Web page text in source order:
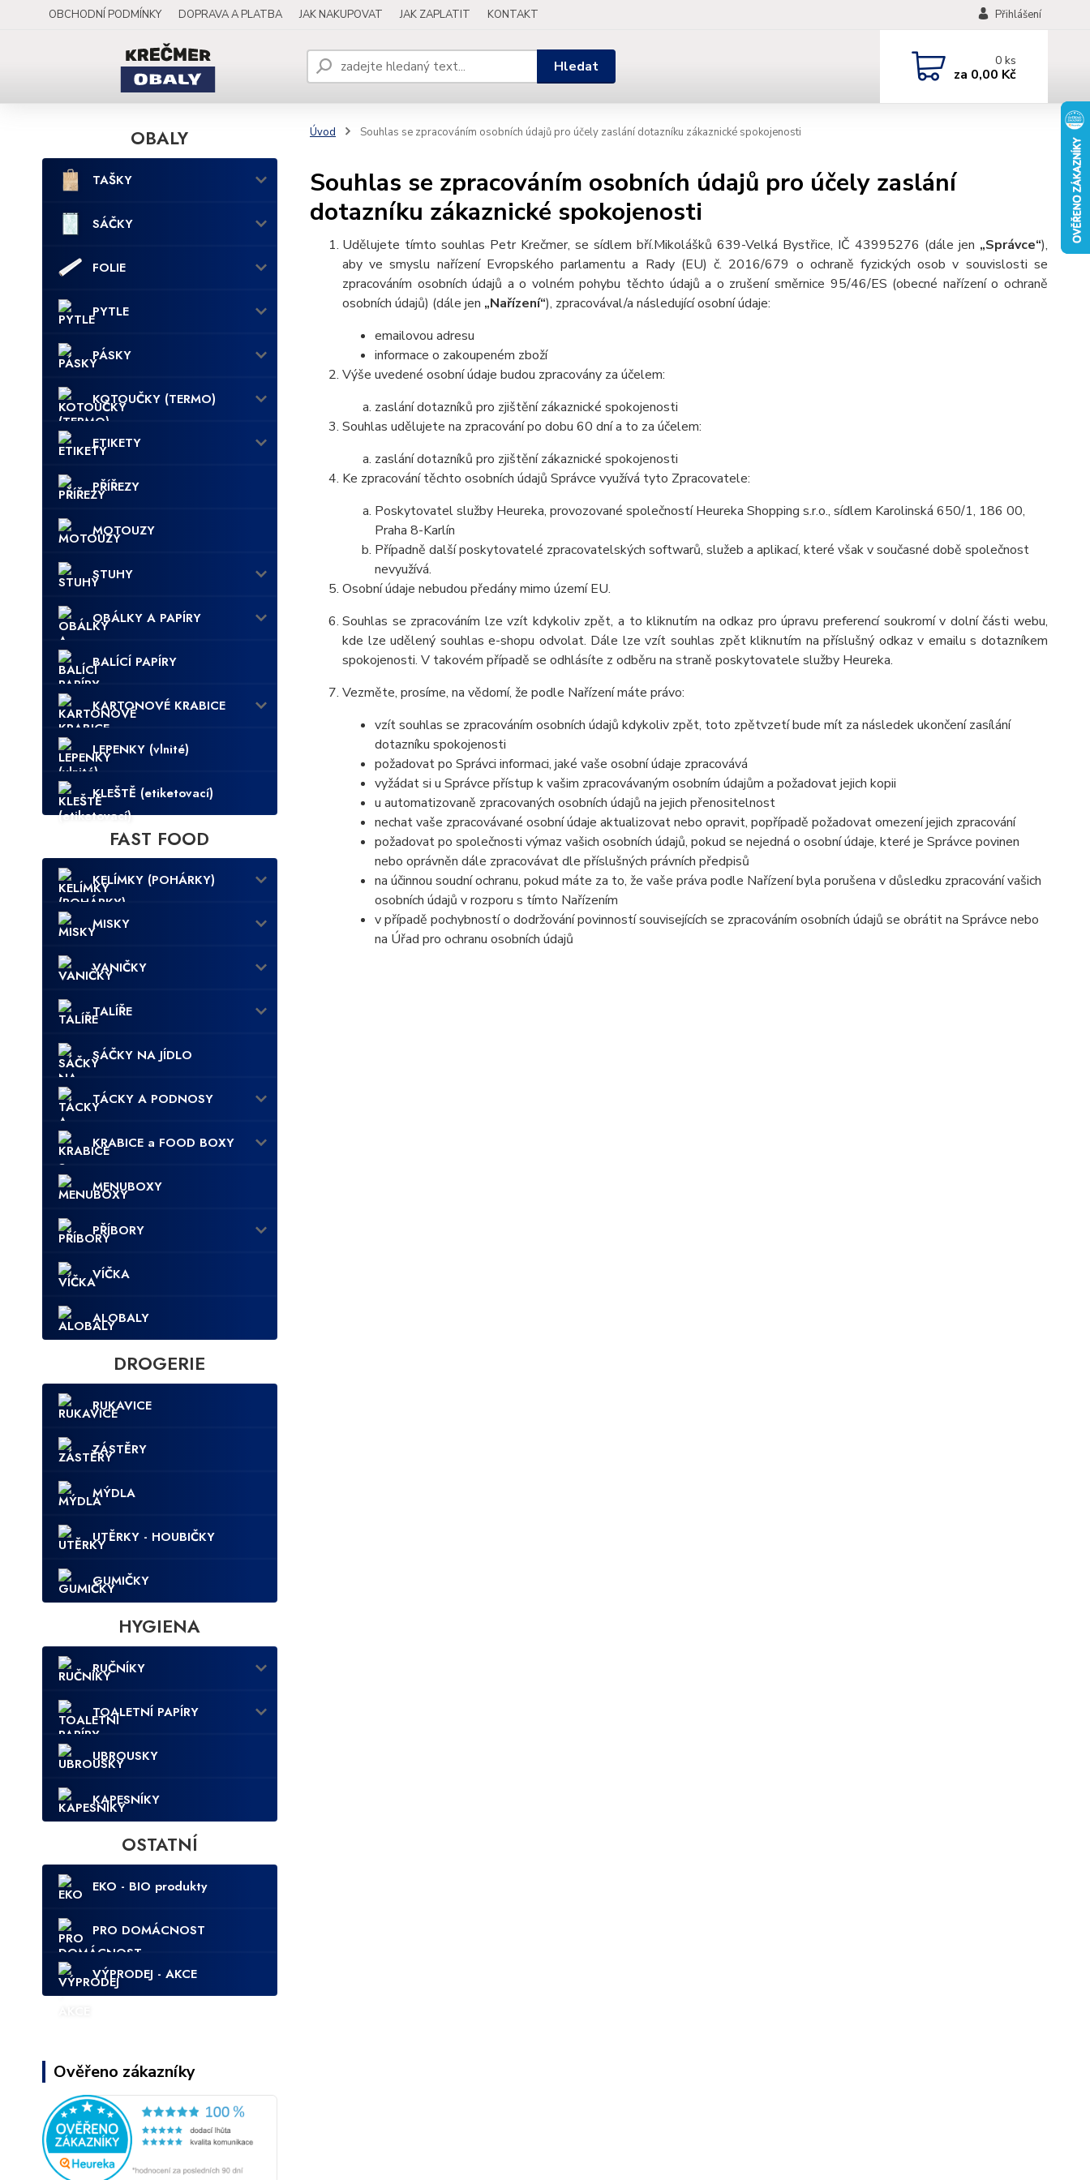
OBCHODNÍ PODMÍNKY DOPRAVA A PLATBA JAK NAKUPOVAT JAK ZAPLATIT KONTAKT Přihlášení
Hledat 0ks
za 0,00 Kč
OBALY
TAŠKY
SÁČKY
FOLIE
PYTLE
PÁSKY
KOTOUČKY (TERMO)
ETIKETY
PŘÍŘEZY
MOTOUZY
STUHY
OBÁLKY A PAPÍRY
BALÍCÍ PAPÍRY
KARTONOVÉ KRABICE
LEPENKY (vlnité)
KLEŠTĚ (etiketovací)
FAST FOOD
KELÍMKY (POHÁRKY)
MISKY
VANIČKY
TALÍŘE
SÁČKY NA JÍDLO
TÁCKY A PODNOSY
KRABICE a FOOD BOXY
MENUBOXY
PŘÍBORY
VÍČKA
ALOBALY
DROGERIE
RUKAVICE
ZÁSTĚRY
MÝDLA
UTĚRKY - HOUBIČKY
GUMIČKY
HYGIENA
RUČNÍKY
TOALETNÍ PAPÍRY
UBROUSKY
KAPESNÍKY
OSTATNÍ
EKO - BIO produkty
PRO DOMÁCNOST
VÝPRODEJ - AKCE
Ověřeno zákazníky
Úvod Souhlas se zpracováním osobních údajů pro účely zaslání dotazníku zákaznické spokojenosti
Souhlas se zpracováním osobních údajů pro účely zaslání
dotazníku zákaznické spokojenosti
Udělujete tímto souhlas Petr Krečmer, se sídlem bří.Mikolášků 639-Velká Bystřice, IČ 43995276 (dále jen „Správce“),
aby ve smyslu nařízení Evropského parlamentu a Rady (EU) č. 2016/679 o ochraně fyzických osob v souvislosti se
zpracováním osobních údajů a o volném pohybu těchto údajů a o zrušení směrnice 95/46/ES (obecné nařízení o ochraně
osobních údajů) (dále jen „Nařízení“), zpracovával/a následující osobní údaje:
emailovou adresu
informace o zakoupeném zboží
Výše uvedené osobní údaje budou zpracovány za účelem:
zaslání dotazníků pro zjištění zákaznické spokojenosti
Souhlas udělujete na zpracování po dobu 60 dnía to za účelem:
zaslání dotazníků pro zjištění zákaznické spokojenosti
Ke zpracování těchto osobních údajů Správce využívá tyto Zpracovatele:
Poskytovatel služby Heureka, provozované společností Heureka Shopping s.r.o., sídlem Karolinská 650/1, 186 00,
Praha 8-Karlín
Případně další poskytovatelé zpracovatelských softwarů, služeb a aplikací, které však v současné době společnost
nevyužívá.
Osobní údaje nebudou předány mimo území EU.
Souhlas se zpracováním lze vzít kdykoliv zpět, a to kliknutím na odkaz pro úpravu preferencí soukromí v dolní části webu,
kde lze udělený souhlas e-shopu odvolat. Dále lze vzít souhlas zpět kliknutím na příslušný odkaz v emailu s dotazníkem
spokojenosti. V takovém případě se odhlásíte z odběru na straně poskytovatele služby Heureka.
Vezměte, prosíme, na vědomí, že podle Nařízení máte právo:
vzít souhlas se zpracováním osobních údajů kdykoliv zpět, toto zpětvzetí bude mít za následek ukončení zasílání
dotazníku spokojenosti
požadovat po Správci informaci, jaké vaše osobní údaje zpracovává
vyžádat si u Správce přístup k vašim zpracovávaným osobním údajům a požadovat jejich kopii
u automatizovaně zpracovaných osobních údajů na jejich přenositelnost
nechat vaše zpracovávané osobní údaje aktualizovat nebo opravit, popřípadě požadovat omezení jejich zpracování
požadovat po společnosti výmaz vašich osobních údajů, pokud se nejedná o osobní údaje, které je Správce povinen
nebo oprávněn dále zpracovávat dle příslušných právních předpisů
na účinnou soudní ochranu, pokud máte za to, že vaše práva podle Nařízení byla porušena v důsledku zpracování vašich
osobních údajů v rozporu s tímto Nařízením
v případě pochybností o dodržování povinností souvisejících se zpracováním osobních údajů se obrátit na Správce nebo
na Úřad pro ochranu osobních údajů